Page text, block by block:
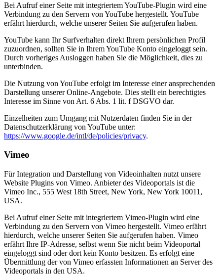
Bei Aufruf einer Seite mit integriertem YouTube-Plugin wird eine
Verbindung zu den Servern von YouTube hergestellt. YouTube
erfährt hierdurch, welche unserer Seiten Sie aufgerufen haben.
YouTube kann Ihr Surfverhalten direkt Ihrem persönlichen Profil
zuzuordnen, sollten Sie in Ihrem YouTube Konto eingeloggt sein.
Durch vorheriges Ausloggen haben Sie die Möglichkeit, dies zu
unterbinden.
Die Nutzung von YouTube erfolgt im Interesse einer ansprechenden
Darstellung unserer Online-Angebote. Dies stellt ein berechtigtes
Interesse im Sinne von Art. 6 Abs. 1 lit. f DSGVO dar.
Einzelheiten zum Umgang mit Nutzerdaten finden Sie in der
Datenschutzerklärung von YouTube unter:
https://www.google.de/intl/de/policies/privacy.
Vimeo
Für Integration und Darstellung von Videoinhalten nutzt unsere
Website Plugins von Vimeo. Anbieter des Videoportals ist die
Vimeo Inc., 555 West 18th Street, New York, New York 10011,
USA.
Bei Aufruf einer Seite mit integriertem Vimeo-Plugin wird eine
Verbindung zu den Servern von Vimeo hergestellt. Vimeo erfährt
hierdurch, welche unserer Seiten Sie aufgerufen haben. Vimeo
erfährt Ihre IP-Adresse, selbst wenn Sie nicht beim Videoportal
eingeloggt sind oder dort kein Konto besitzen. Es erfolgt eine
Übermittlung der von Vimeo erfassten Informationen an Server des
Videoportals in den USA.